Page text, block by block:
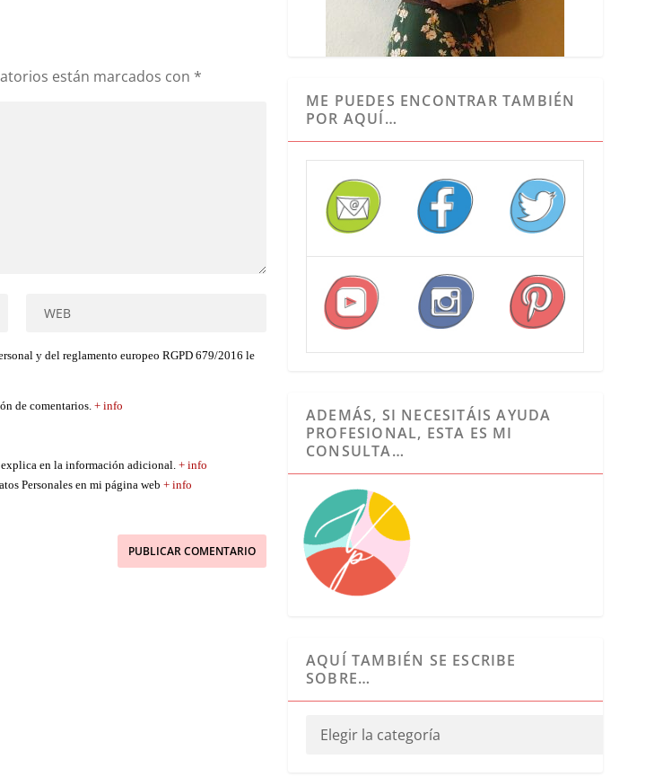
están marcados con *
y del reglamento europeo RGPD 679/2016 le
de comentarios.+ info
explica en la información adicional.+ info
Personales en mi página web+ info
ME PUEDES ENCONTRAR TAMBIÉN
POR AQUÍ…
ADEMÁS, SI NECESITÁIS AYUDA
PROFESIONAL, ESTA ES MI
CONSULTA…
AQUÍ TAMBIÉN SE ESCRIBE
SOBRE…